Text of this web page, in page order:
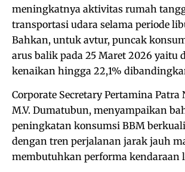
meningkatnya aktivitas rumah
transportasi udara selama periode
Bahkan, untuk avtur, puncak
arus balik pada 25 Maret 2026 yaitu
kenaikan hingga 22,1%
Corporate Secretary Pertamina Patra
M.V. Dumatubun, menyampaikan
peningkatan konsumsi BBM
dengan tren perjalanan jarak jauh
membutuhkan performa kendaraan